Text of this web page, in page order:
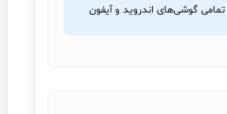
تمامی گوشی‌های اندروید و آیفون